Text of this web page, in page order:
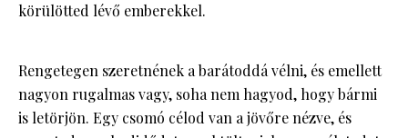
körülötted lévő emberekkel.
Rengetegen szeretnének a barátoddá vélni, és emellett
nagyon rugalmas vagy, soha nem hagyod, hogy bármi
is letörjön. Egy csomó célod van a jövőre nézve, és